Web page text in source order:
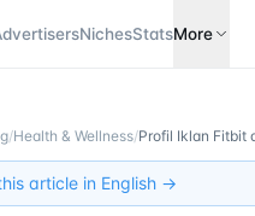
NichesStatsMore
/Health & Wellness/Profil Iklan Fitbit
article in English →